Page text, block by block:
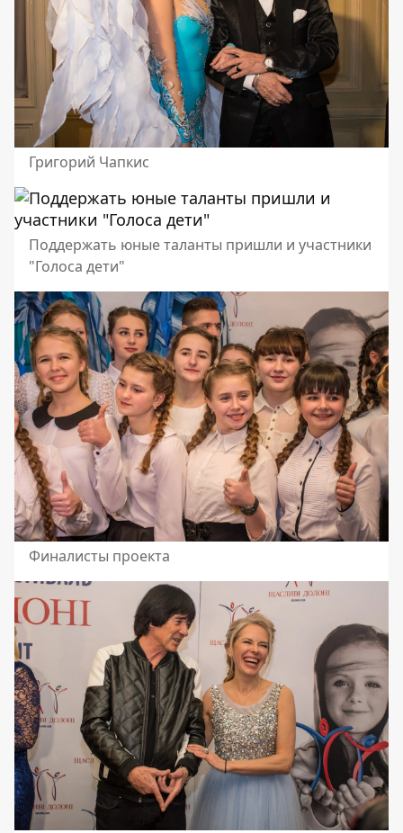
Григорий Чапкис
Поддержать юные таланты пришли и участники
"Голоса дети"
Финалисты проекта